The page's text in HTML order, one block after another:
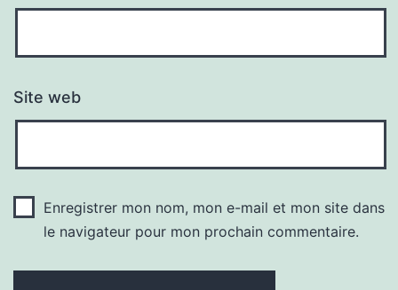
Site web
Enregistrer mon nom, mon e-mail et mon site dans
le navigateur pour mon prochain commentaire.